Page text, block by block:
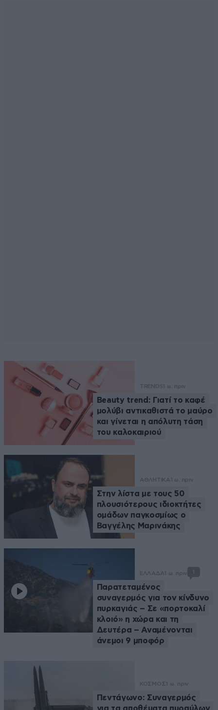
TRENDS 1 ω. πριν
Beauty trend: Γιατί το καφέ
μολύβι αντικαθιστά το μαύρο
και γίνεται η απόλυτη τάση
του καλοκαιριού
ΑΘΛΗΤΙΚΑ 1 ω. πριν
Στην λίστα με τους 50
πλουσιότερους ιδιοκτήτες
ομάδων παγκοσμίως ο
Βαγγέλης Μαρινάκης
ΕΛΛΑΔΑ 1 ω. πριν 1
Παρατεταμένος
συναγερμός για τον κίνδυνο
πυρκαγιάς – Σε «πορτοκαλί
κλοιό» η χώρα και τη
Δευτέρα – Αναμένονται
άνεμοι 9 μποφόρ
ΚΟΣΜΟΣ 1 ω. πριν
Πεντάγωνο: Συναγερμός
για τα αποθέματα πυραύλων